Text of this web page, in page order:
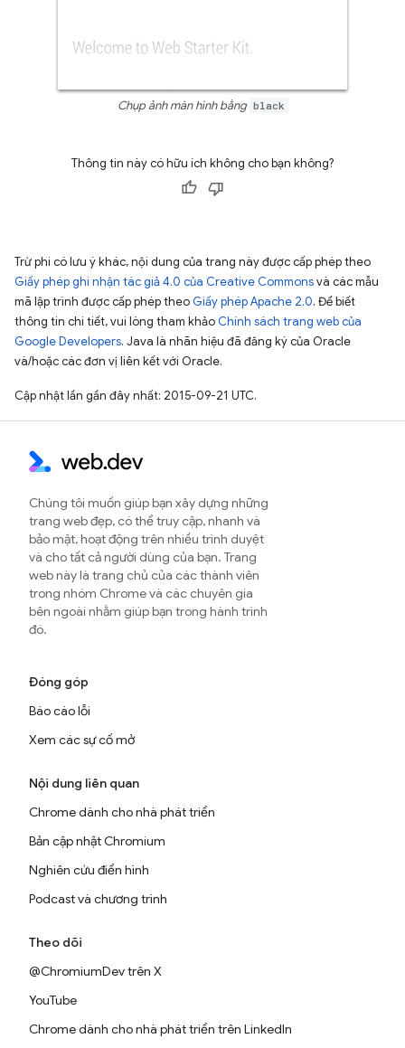
Chụp ảnh màn hình bằng black
Thông tin này có hữu ích không cho bạn không?
Trừ phi có lưu ý khác, nội dung của trang này được cấp phép theo
Giấy phép ghi nhận tác giả 4.0 của Creative Commonsvà các mẫu
mã lập trình được cấp phép theo Giấy phép Apache 2.0. Để biết
thông tin chi tiết, vui lòng tham khảo Chính sách trang web của
Google Developers. Java là nhãn hiệu đã đăng ký của Oracle
và/hoặc các đơn vị liên kết với Oracle.
Cập nhật lần gần đây nhất: 2015-09-21 UTC.
Chúng tôi muốn giúp bạn xây dựng những
trang web đẹp, có thể truy cập, nhanh và
bảo mật, hoạt động trên nhiều trình duyệt
và cho tất cả người dùng của bạn. Trang
web này là trang chủ của các thành viên
trong nhóm Chrome và các chuyên gia
bên ngoài nhằm giúp bạn trong hành trình
đó.
Đóng góp
Báo cáo lỗi
Xem các sự cố mở
Nội dung liên quan
Chrome dành cho nhà phát triển
Bản cập nhật Chromium
Nghiên cứu điển hình
Podcast và chương trình
Theo dõi
@ChromiumDev trên X
YouTube
Chrome dành cho nhà phát triển trên LinkedIn